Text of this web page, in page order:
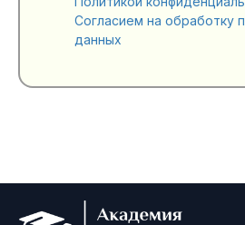
Согласием на обработку
данных